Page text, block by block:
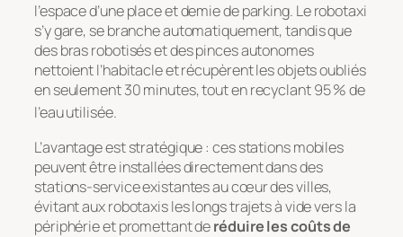
l’espace d’une place et demie de parking. Le robotaxi
s’y gare, se branche automatiquement, tandis que
des bras robotisés et des pinces autonomes
nettoient l’habitacle et récupèrent les objets oubliés
en seulement 30 minutes, tout en recyclant 95 % de
l’eau utilisée.
L’avantage est stratégique : ces stations mobiles
peuvent être installées directement dans des
stations-service existantes au cœur des villes,
évitant aux robotaxis les longs trajets à vide vers la
périphérie et promettant deréduire les coûts de